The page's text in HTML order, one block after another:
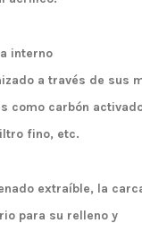
interno
a través de sus
como carbón
fino, etc.
extraíble, la
para su relleno y